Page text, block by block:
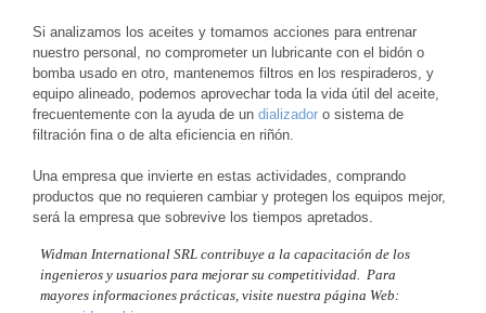
Si analizamos los aceites y tomamos acciones para entrenar
nuestro personal, no comprometer un lubricante con el bidón o
bomba usado en otro, mantenemos filtros en los respiraderos, y
equipo alineado, podemos aprovechar toda la vida útil del aceite,
frecuentemente con la ayuda de un dializador o sistema de
filtración fina o de alta eficiencia en riñón.
Una empresa que invierte en estas actividades, comprando
productos que no requieren cambiar y protegen los equipos mejor,
será la empresa que sobrevive los tiempos apretados.
Widman International SRL contribuye a la capacitación de los
ingenieros y usuarios para mejorar su competitividad. Para
mayores informaciones prácticas, visite nuestra página Web: